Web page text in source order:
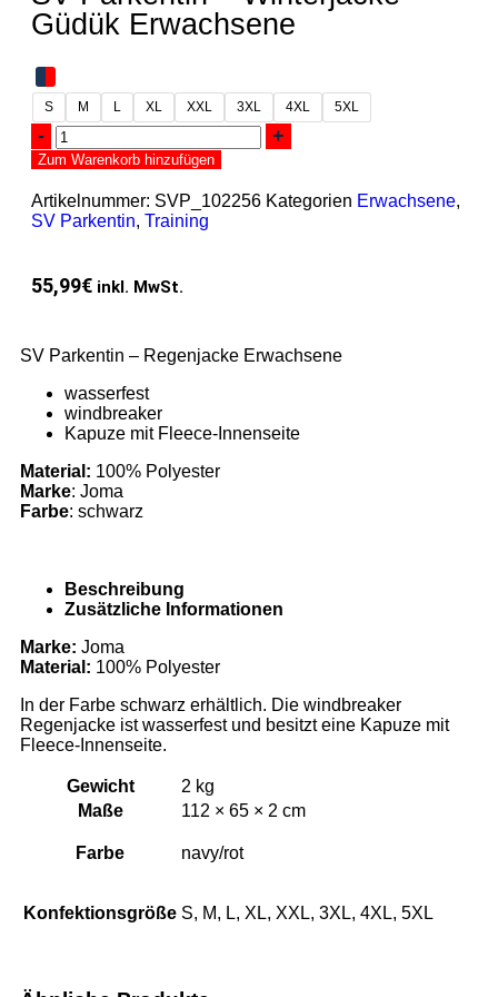
Güdük Erwachsene
S M L XL XXL 3XL 4XL 5XL
Zum Warenkorb hinzufügen
Artikelnummer: SVP_102256 Kategorien Erwachsene,
SV Parkentin, Training
55,99€ inkl. MwSt.
SV Parkentin – Regenjacke Erwachsene
wasserfest
windbreaker
Kapuze mit Fleece-Innenseite
Material: 100% Polyester
Marke: Joma
Farbe: schwarz
Beschreibung
Zusätzliche Informationen
Marke: Joma
Material: 100% Polyester
In der Farbe schwarz erhältlich. Die windbreaker
Regenjacke ist wasserfest und besitzt eine Kapuze mit
Fleece-Innenseite.
Gewicht
2 kg
Maße
112 × 65 × 2 cm
Farbe navy/rot
Konfektionsgröße S, M, L, XL, XXL, 3XL, 4XL, 5XL